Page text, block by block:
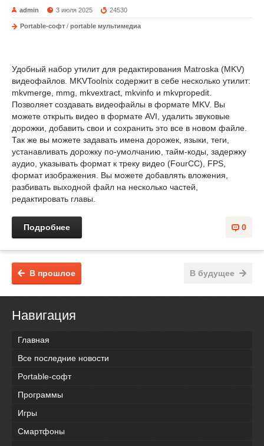
admin 3 июля 2025 24530
Portable-софт / portable мультимедиа
Удобный набор утилит для редактирования Matroska (MKV)
видеофайлов. MKVToolnix содержит в себе несколько утилит:
mkvmerge, mmg, mkvextract, mkvinfo и mkvpropedit.
Позволяет создавать видеофайлы в формате MKV. Вы
можете открыть видео в формате AVI, удалить звуковые
дорожки, добавить свои и сохранить это все в новом файле.
Так же вы можете задавать имена дорожек, языки, теги,
устанавливать дорожку по-умолчанию, тайм-коды, задержку
аудио, указывать формат к треку видео (FourCC), FPS,
формат изображения. Вы можете добавлять вложения,
разбивать выходной файл на несколько частей,
редактировать главы.
0
Подробнее
В будущее
В прошлое
Навигация
Главная
Все последние новости
Portable-софт
Программы
Игры
Смартфоны